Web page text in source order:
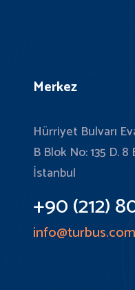
Merkez
Hürriyet Bulvarı
B Blok No: 135 D.
İstanbul
+90 (212)